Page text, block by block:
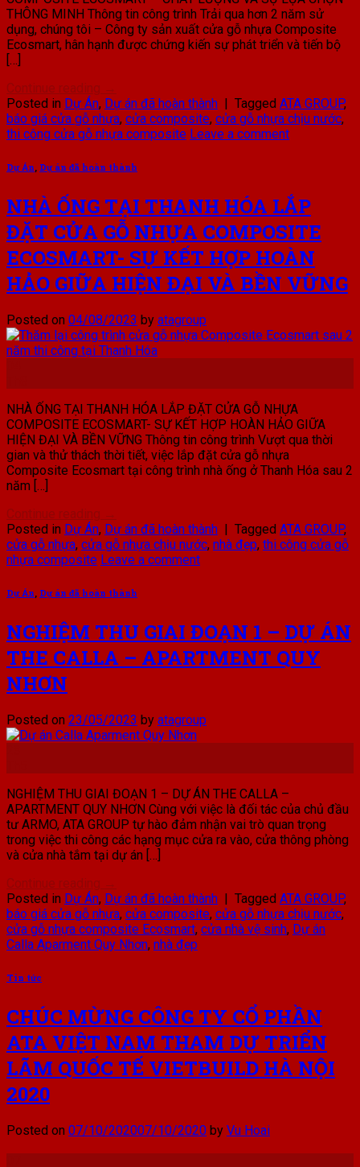
THÔNG MINH Thông tin công trình Trải qua hơn 2 năm sử
dụng, chúng tôi – Công ty sản xuất cửa gỗ nhựa Composite
Ecosmart, hân hạnh được chứng kiến sự phát triển và tiến bộ
[…]
Continue reading →
Posted in Dự Án, Dự án đã hoàn thành Tagged ATA GROUP,
báo giá cửa gỗ nhựa, cửa composite, cửa gỗ nhựa chịu nước,
thi công cửa gỗ nhựa composite Leave a comment
Dự Án, Dự án đã hoàn thành
NHÀ ỐNG TẠI THANH HÓA LẮP
ĐẶT CỬA GỖ NHỰA COMPOSITE
ECOSMART- SỰ KẾT HỢP HOÀN
HẢO GIỮA HIỆN ĐẠI VÀ BỀN VỮNG
Posted on 04/08/2023 by atagroup
NHÀ ỐNG TẠI THANH HÓA LẮP ĐẶT CỬA GỖ NHỰA
COMPOSITE ECOSMART- SỰ KẾT HỢP HOÀN HẢO GIỮA
HIỆN ĐẠI VÀ BỀN VỮNG Thông tin công trình Vượt qua thời
gian và thử thách thời tiết, việc lắp đặt cửa gỗ nhựa
Composite Ecosmart tại công trình nhà ống ở Thanh Hóa sau 2
năm […]
Continue reading →
Posted in Dự Án, Dự án đã hoàn thành | Tagged ATA GROUP,
cửa gỗ nhựa, cửa gỗ nhựa chịu nước, nhà đẹp, thi công cửa gỗ
nhựa composite Leave a comment
Dự Án, Dự án đã hoàn thành
NGHIỆM THU GIAI ĐOẠN 1 – DỰ ÁN
THE CALLA – APARTMENT QUY
NHƠN
Posted on 23/05/2023 by atagroup
NGHIỆM THU GIAI ĐOẠN 1 – DỰ ÁN THE CALLA –
APARTMENT QUY NHƠN Cùng với việc là đối tác của chủ đầu
tư ARMO, ATA GROUP tự hào đảm nhận vai trò quan trọng
trong việc thi công các hạng mục cửa ra vào, cửa thông phòng
và cửa nhà tắm tại dự án […]
Continue reading →
Posted in Dự Án, Dự án đã hoàn thành | Tagged ATA GROUP,
báo giá cửa gỗ nhựa, cửa composite, cửa gỗ nhựa chịu nước,
cửa gỗ nhựa composite Ecosmart, cửa nhà vệ sinh, Dự án
Calla Aparment Quy Nhơn, nhà đẹp
Tin tức
CHÚC MỪNG CÔNG TY CỔ PHẦN
ATA VIỆT NAM THAM DỰ TRIỂN
LÃM QUỐC TẾ VIETBUILD HÀ NỘI
2020
Posted on 07/10/202007/10/2020 by Vu Hoai